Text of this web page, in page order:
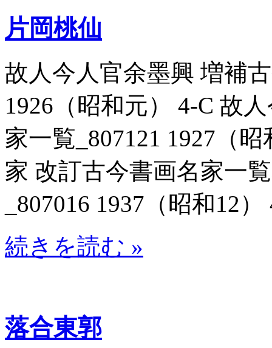
片岡桃仙
故人今人官余墨興 増補
1926（昭和元） 4-C 故
家一覧_807121 1927（
家 改訂古今書画名家一
_807016 1937（昭和12）
続きを読む »
落合東郭